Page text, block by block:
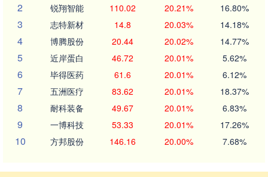
2 锐翔智能 110.02 20.21% 16.80%
3 志特新材 14.8 20.03% 14.18%
4 博腾股份 20.44 20.02% 14.77%
5 近岸蛋白 46.72 20.01% 5.62%
6 毕得医药 61.6 20.01% 6.12%
7 五洲医疗 83.62 20.01% 18.37%
8 耐科装备 49.67 20.01% 6.83%
9 一博科技 53.33 20.01% 17.26%
10 方邦股份 146.16 20.00% 7.68%